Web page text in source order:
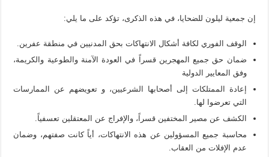
إن جمعية ليلون للضحايا، في هذه الذكرى، تؤكد على ما يلي:
اﻟﻮﻗﻒ اﻟﻔﻮري ﻟﻜﺎﻓﺔ أﺷﻜﺎل اﻻﻧﺘﻬﺎﻛﺎت ﺑﺤﻖ اﻟﻤﺪﻧﻴﻴﻦ ﻓﻲ ﻣﻨﻄﻘﺔ ﻋﻔﺮﻳﻦ.
ﺿﻤﺎن ﺣﻖ ﺟﻤﻴﻊ اﻟﻤﻬﺠﺮﻳﻦ ﻗﺴﺮاً ﻓﻲ اﻟﻌﻮدة اﻵﻣﻨﺔ واﻟﻄﻮﻋﻴﺔ واﻟﻜﺮﻳﻤﺔ،
وﻓﻖ اﻟﻤﻌﺎﻳﻴﺮ اﻟﺪوﻟﻴﺔ
إﻋﺎدة اﻟﻤﻤﺘﻠﻜﺎت إﻟﻰ أﺻﺤﺎﺑﻬﺎ اﻟﺸﺮﻋﻴﻴﻦ، و ﺗﻌﻮﻳﻀﻬﻢ ﻋﻦ اﻟﻤﻤﺎرﺳﺎت
اﻟﺘﻲ ﺗﻌﺮﺿﻮا ﻟﻬﺎ.
اﻟﻜﺸﻒ ﻋﻦ ﻣﺼﻴﺮ اﻟﻤﺨﺘﻔﻴﻦ ﻗﺴﺮاً، واﻹﻓﺮاج ﻋﻦ اﻟﻤﻌﺘﻘﻠﻴﻦ ﺗﻌﺴﻔﻴﺎً.
ﻣﺤﺎﺳﺒﺔ ﺟﻤﻴﻊ اﻟﻤﺴﺆوﻟﻴﻦ ﻋﻦ ﻫﺬه اﻻﻧﺘﻬﺎﻛﺎت، أﻳﺎً ﻛﺎﻧﺖ ﺻﻔﺘﻬﻢ، وﺿﻤﺎن
ﻋﺪم اﻹﻓﻼت ﻣﻦ اﻟﻌﻘﺎب.